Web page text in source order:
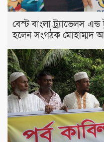
বেস্ট বাংলা ট্র্যাভেলস
হলেন সংগঠক মোহাম্মদ